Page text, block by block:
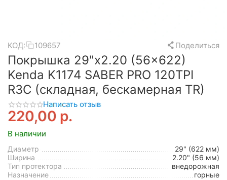
КОД: 109657 Поделиться
Покрышка 29"x2.20 (56x622)
Kenda K1174 SABER PRO 120TPI
R3C (складная, бескамерная TR)
Написать отзыв
220,00 р.
В наличии
Диаметр
29" (622 мм)
Ширина
2.20" (56 мм)
Тип протектора
внедорожная
Назначение
горные